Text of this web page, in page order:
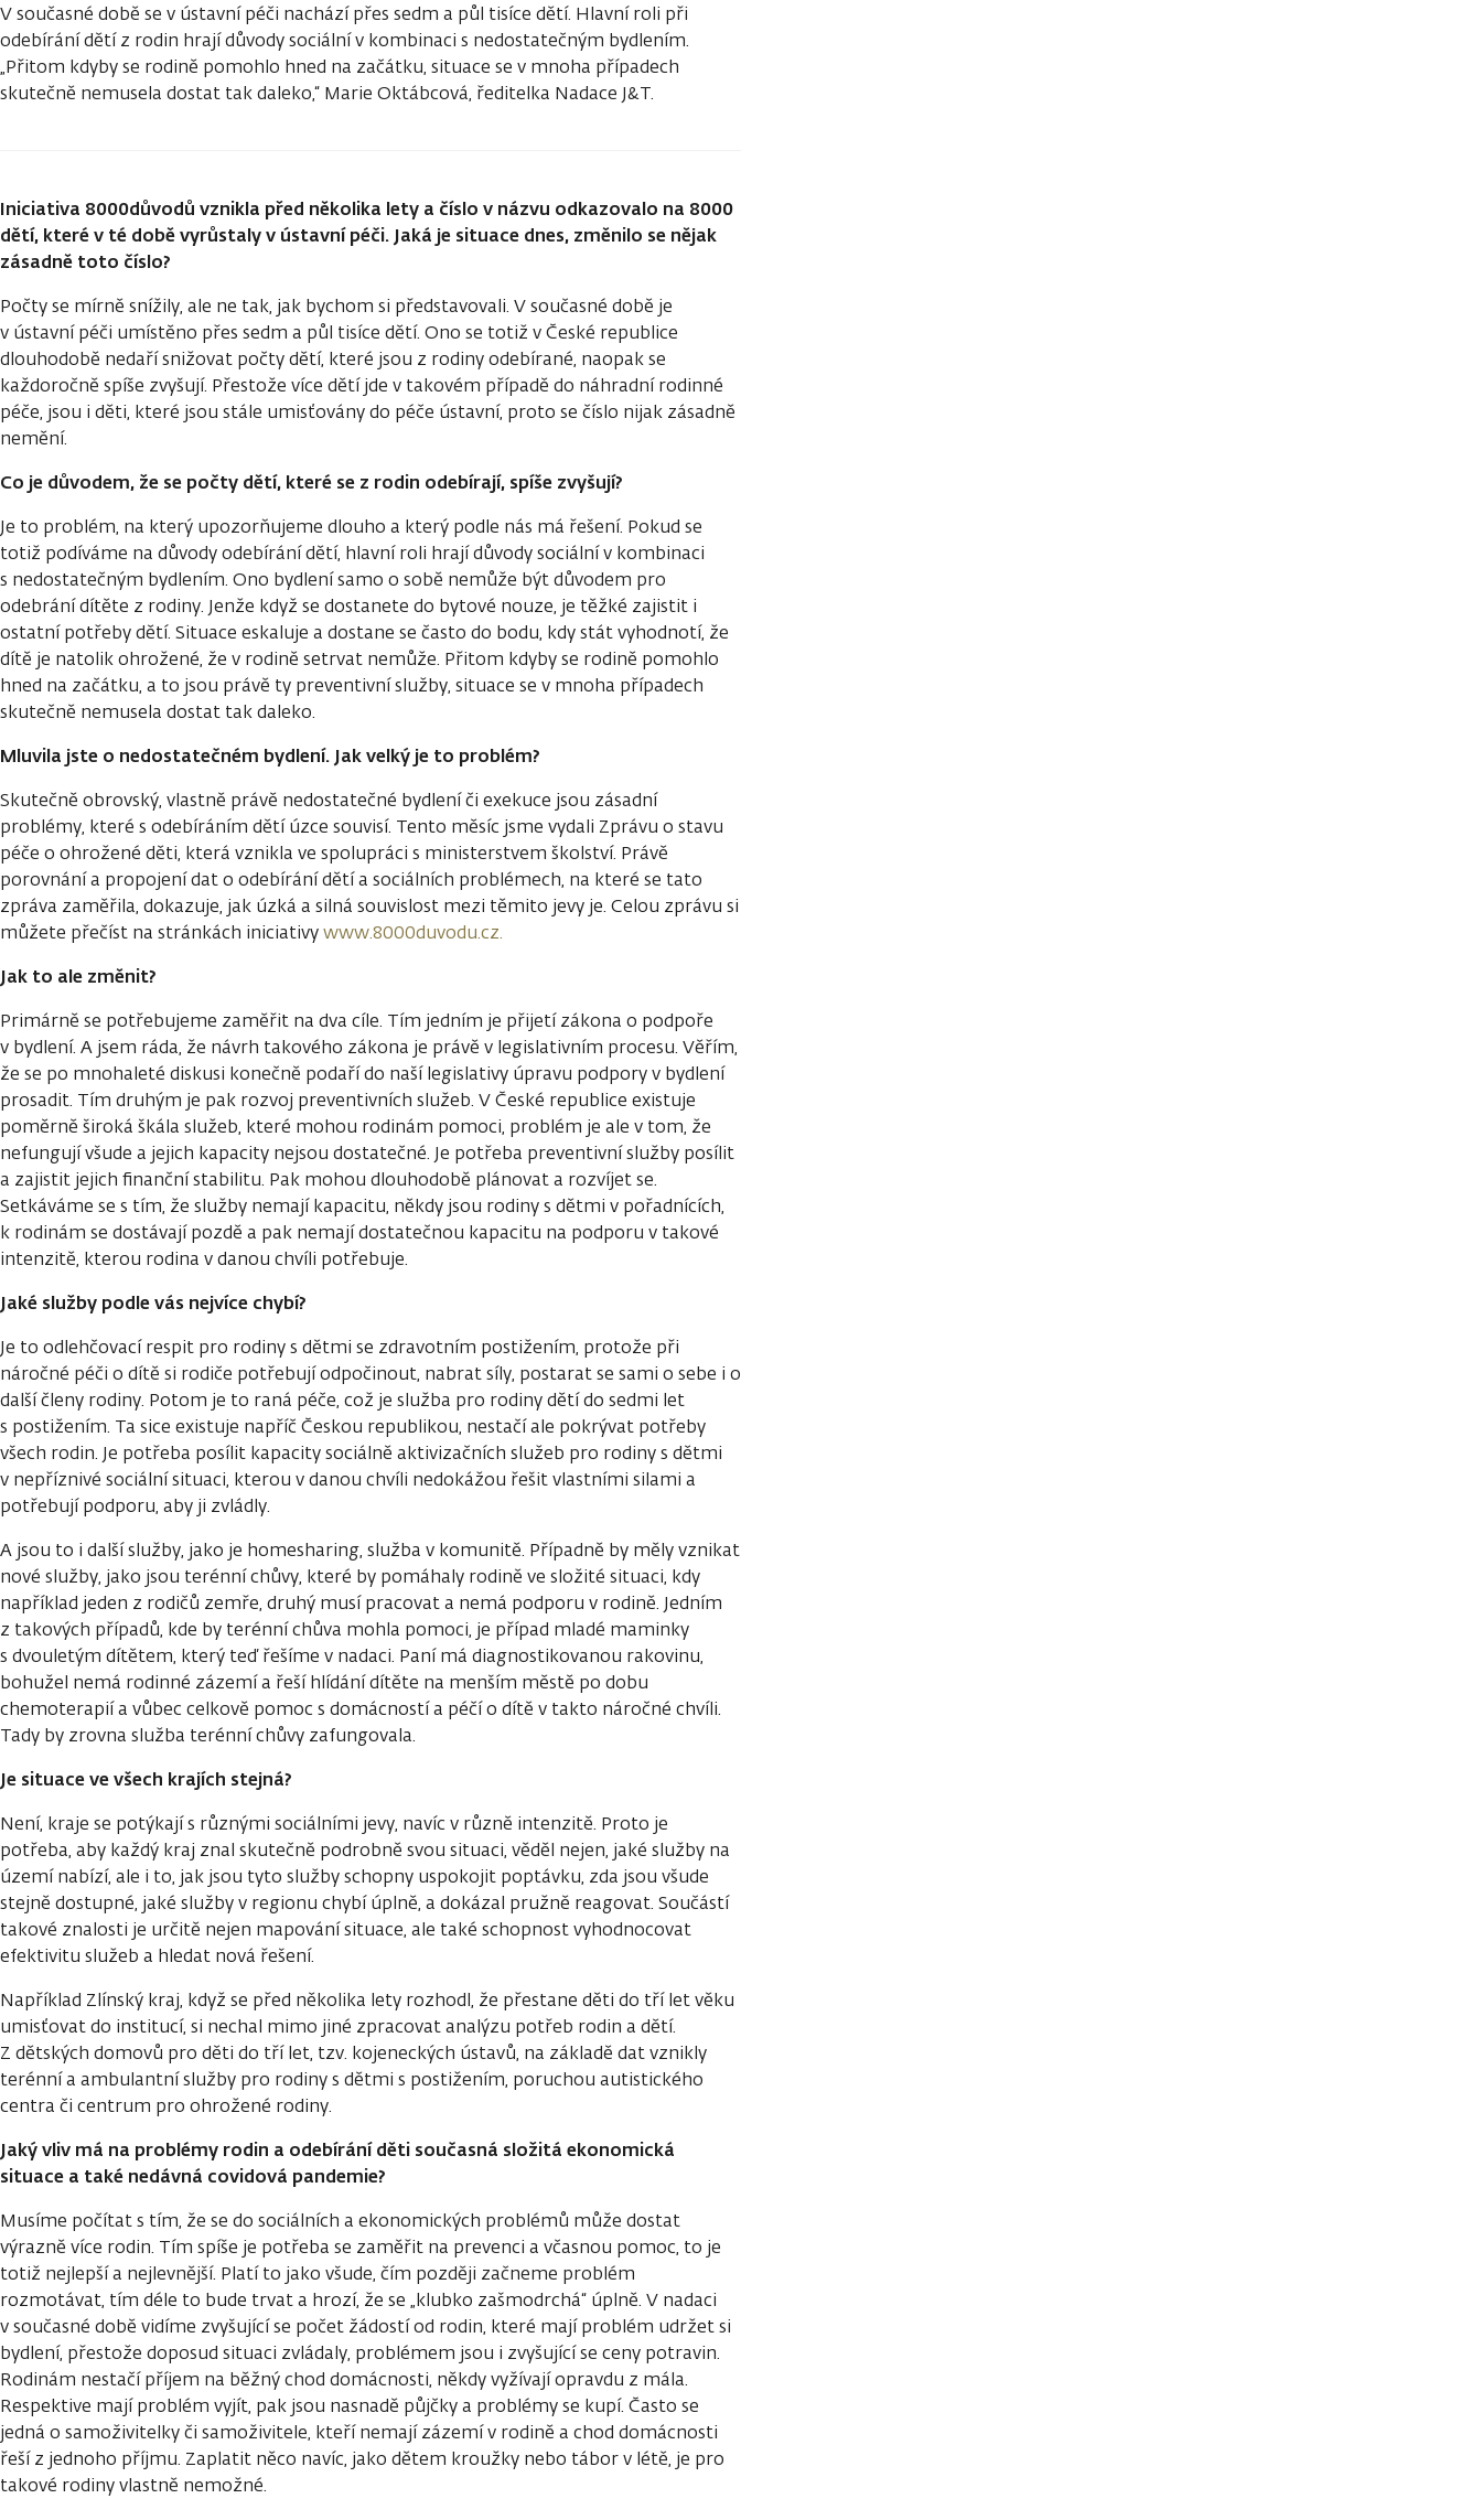
V současné době se v ústavní péči nachází přes sedm a půl tisíce dětí. Hlavní roli při
odebírání dětí z rodin hrají důvody sociální v kombinaci s nedostatečným bydlením.
„Přitom kdyby se rodině pomohlo hned na začátku, situace se v mnoha případech
skutečně nemusela dostat tak daleko,“ Marie Oktábcová, ředitelka Nadace J&T.
Iniciativa 8000důvodů vznikla před několika lety a číslo v názvu odkazovalo na 8000
dětí, které v té době vyrůstaly v ústavní péči. Jaká je situace dnes, změnilo se nějak
zásadně toto číslo?
Počty se mírně snížily, ale ne tak, jak bychom si představovali. V současné době je
v ústavní péči umístěno přes sedm a půl tisíce dětí. Ono se totiž v České republice
dlouhodobě nedaří snižovat počty dětí, které jsou z rodiny odebírané, naopak se
každoročně spíše zvyšují. Přestože více dětí jde v takovém případě do náhradní rodinné
péče, jsou i děti, které jsou stále umisťovány do péče ústavní, proto se číslo nijak zásadně
nemění.
Co je důvodem, že se počty dětí, které se z rodin odebírají, spíše zvyšují?
Je to problém, na který upozorňujeme dlouho a který podle nás má řešení. Pokud se
totiž podíváme na důvody odebírání dětí, hlavní roli hrají důvody sociální v kombinaci
s nedostatečným bydlením. Ono bydlení samo o sobě nemůže být důvodem pro
odebrání dítěte z rodiny. Jenže když se dostanete do bytové nouze, je těžké zajistit i
ostatní potřeby dětí. Situace eskaluje a dostane se často do bodu, kdy stát vyhodnotí, že
dítě je natolik ohrožené, že v rodině setrvat nemůže. Přitom kdyby se rodině pomohlo
hned na začátku, a to jsou právě ty preventivní služby, situace se v mnoha případech
skutečně nemusela dostat tak daleko.
Mluvila jste o nedostatečném bydlení. Jak velký je to problém?
Skutečně obrovský, vlastně právě nedostatečné bydlení či exekuce jsou zásadní
problémy, které s odebíráním dětí úzce souvisí. Tento měsíc jsme vydali Zprávu o stavu
péče o ohrožené děti, která vznikla ve spolupráci s ministerstvem školství. Právě
porovnání a propojení dat o odebírání dětí a sociálních problémech, na které se tato
zpráva zaměřila, dokazuje, jak úzká a silná souvislost mezi těmito jevy je. Celou zprávu si
můžete přečíst na stránkách iniciativywww.8000duvodu.cz.
Jak to ale změnit?
Primárně se potřebujeme zaměřit na dva cíle. Tím jedním je přijetí zákona o podpoře
v bydlení. A jsem ráda, že návrh takového zákona je právě v legislativním procesu. Věřím,
že se po mnohaleté diskusi konečně podaří do naší legislativy úpravu podpory v bydlení
prosadit. Tím druhým je pak rozvoj preventivních služeb. V České republice existuje
poměrně široká škála služeb, které mohou rodinám pomoci, problém je ale v tom, že
nefungují všude a jejich kapacity nejsou dostatečné. Je potřeba preventivní služby posílit
a zajistit jejich finanční stabilitu. Pak mohou dlouhodobě plánovat a rozvíjet se.
Setkáváme se s tím, že služby nemají kapacitu, někdy jsou rodiny s dětmi v pořadnících,
k rodinám se dostávají pozdě a pak nemají dostatečnou kapacitu na podporu v takové
intenzitě, kterou rodina v danou chvíli potřebuje.
Jaké služby podle vás nejvíce chybí?
Je to odlehčovací respit pro rodiny s dětmi se zdravotním postižením, protože při
náročné péči o dítě si rodiče potřebují odpočinout, nabrat síly, postarat se sami o sebe i o
další členy rodiny. Potom je to raná péče, což je služba pro rodiny dětí do sedmi let
s postižením. Ta sice existuje napříč Českou republikou, nestačí ale pokrývat potřeby
všech rodin. Je potřeba posílit kapacity sociálně aktivizačních služeb pro rodiny s dětmi
v nepříznivé sociální situaci, kterou v danou chvíli nedokážou řešit vlastními silami a
potřebují podporu, aby ji zvládly.
A jsou to i další služby, jako je homesharing, služba v komunitě. Případně by měly vznikat
nové služby, jako jsou terénní chůvy, které by pomáhaly rodině ve složité situaci, kdy
například jeden z rodičů zemře, druhý musí pracovat a nemá podporu v rodině. Jedním
z takových případů, kde by terénní chůva mohla pomoci, je případ mladé maminky
s dvouletým dítětem, který teď řešíme v nadaci. Paní má diagnostikovanou rakovinu,
bohužel nemá rodinné zázemí a řeší hlídání dítěte na menším městě po dobu
chemoterapií a vůbec celkově pomoc s domácností a péčí o dítě v takto náročné chvíli.
Tady by zrovna služba terénní chůvy zafungovala.
Je situace ve všech krajích stejná?
Není, kraje se potýkají s různými sociálními jevy, navíc v různě intenzitě. Proto je
potřeba, aby každý kraj znal skutečně podrobně svou situaci, věděl nejen, jaké služby na
území nabízí, ale i to, jak jsou tyto služby schopny uspokojit poptávku, zda jsou všude
stejně dostupné, jaké služby v regionu chybí úplně, a dokázal pružně reagovat. Součástí
takové znalosti je určitě nejen mapování situace, ale také schopnost vyhodnocovat
efektivitu služeb a hledat nová řešení.
Například Zlínský kraj, když se před několika lety rozhodl, že přestane děti do tří let věku
umisťovat do institucí, si nechal mimo jiné zpracovat analýzu potřeb rodin a dětí.
Z dětských domovů pro děti do tří let, tzv. kojeneckých ústavů, na základě dat vznikly
terénní a ambulantní služby pro rodiny s dětmi s postižením, poruchou autistického
centra či centrum pro ohrožené rodiny.
Jaký vliv má na problémy rodin a odebírání děti současná složitá ekonomická
situace a také nedávná covidová pandemie?
Musíme počítat s tím, že se do sociálních a ekonomických problémů může dostat
výrazně více rodin. Tím spíše je potřeba se zaměřit na prevenci a včasnou pomoc, to je
totiž nejlepší a nejlevnější. Platí to jako všude, čím později začneme problém
rozmotávat, tím déle to bude trvat a hrozí, že se „klubko zašmodrchá“ úplně. V nadaci
v současné době vidíme zvyšující se počet žádostí od rodin, které mají problém udržet si
bydlení, přestože doposud situaci zvládaly, problémem jsou i zvyšující se ceny potravin.
Rodinám nestačí příjem na běžný chod domácnosti, někdy vyžívají opravdu z mála.
Respektive mají problém vyjít, pak jsou nasnadě půjčky a problémy se kupí. Často se
jedná o samoživitelky či samoživitele, kteří nemají zázemí v rodině a chod domácnosti
řeší z jednoho příjmu. Zaplatit něco navíc, jako dětem kroužky nebo tábor v létě, je pro
takové rodiny vlastně nemožné.